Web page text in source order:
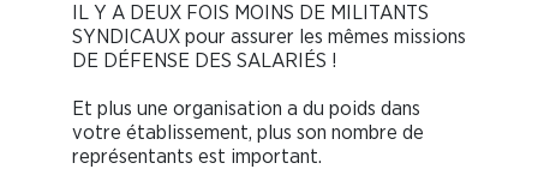
IL Y A DEUX FOIS MOINS DE MILITANTS
SYNDICAUX pour assurer les mêmes missions
DE DÉFENSE DES SALARIÉS !
Et plus une organisation a du poids dans
votre établissement, plus son nombre de
représentants est important.